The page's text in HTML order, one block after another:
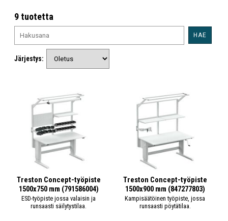
9 tuotetta
HAE
Järjestys:
Treston Concept-työpiste
1500x750 mm (791586004)
ESD-työpiste jossa valaisin ja
runsaasti säilytystilaa.
Treston Concept-työpiste
1500x900 mm (847277803)
Kampisäätöinen työpiste, jossa
runsaasti pöytätilaa.